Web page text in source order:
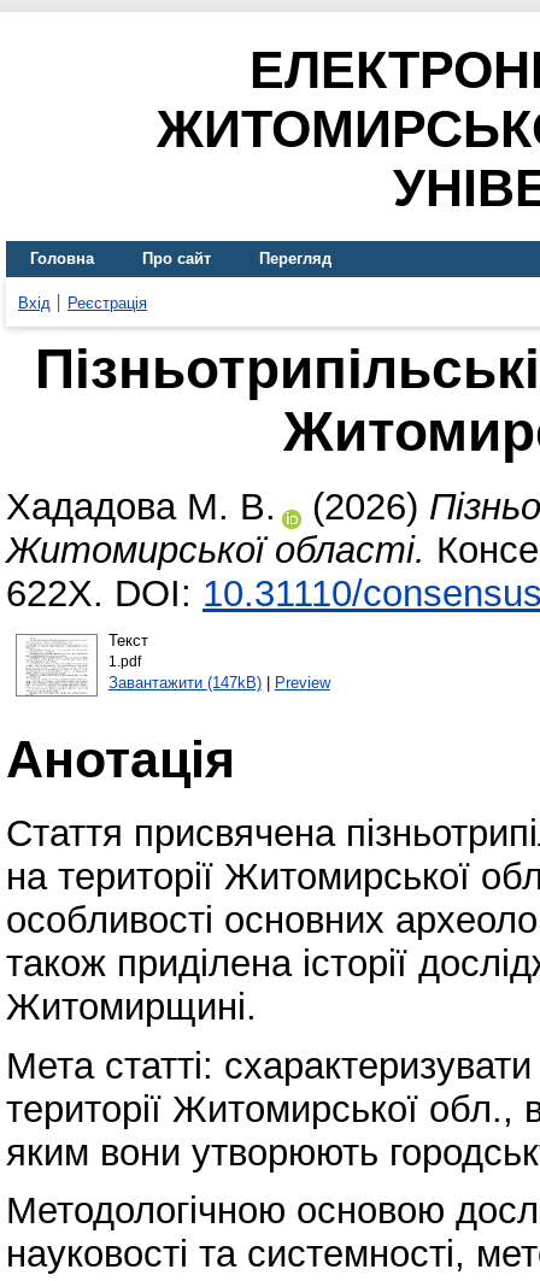
Головна Про сайт Перегляд
Вхід Реєстрація
Хададова М. В. (2026)
Житомирської області.
622X. DOI: 10.31110/
Текст
1.pdf
Завантажити (147kB)| Preview
Анотація
Стаття присвячена
на території Житомирської
особливості основних
також приділена історії
Житомирщині.
Мета статті:
території Житомирської обл.,
яким вони утворюють
Методологічною основою
науковості та системності,